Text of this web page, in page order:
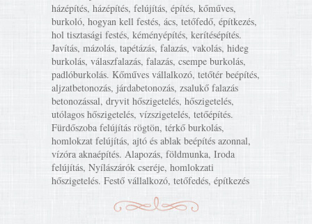
házépítés, házépítés, felújítás, építés, kőműves,
burkoló, hogyan kell festés, ács, tetőfedő, építkezés,
hol tisztasági festés, kéményépítés, kerítésépítés.
Javítás, mázolás, tapétázás, falazás, vakolás, hideg
burkolás, válaszfalazás, falazás, csempe burkolás,
padlóburkolás. Kőműves vállalkozó, tetőtér beépítés,
aljzatbetonozás, járdabetonozás, zsalukő falazás
betonozással, dryvit hőszigetelés, hőszigetelés,
utólagos hőszigetelés, vízszigetelés, tetőépítés.
Fürdőszoba felújítás rögtön, térkő burkolás,
homlokzat felújítás, ajtó és ablak beépítés azonnal,
vízóra aknaépítés. Alapozás, földmunka, Iroda
felújítás, Nyílászárók cseréje, homlokzati
hőszigetelés. Festő vállalkozó, tetőfedés, építkezés